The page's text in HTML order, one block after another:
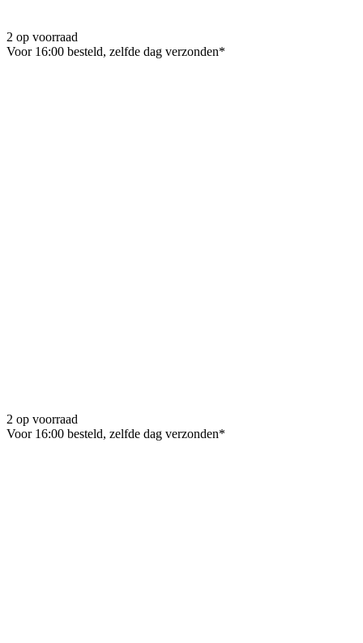
2 op voorraad
Voor 16:00 besteld, zelfde dag verzonden*
2 op voorraad
Voor 16:00 besteld, zelfde dag verzonden*